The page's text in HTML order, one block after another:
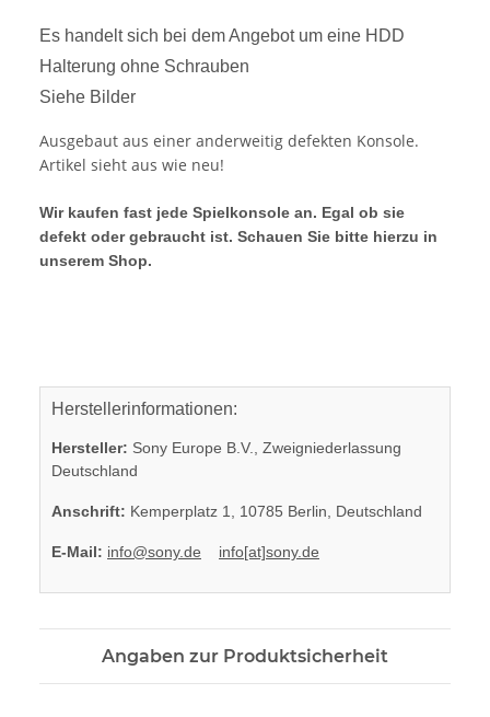
Es handelt sich bei dem Angebot um eine HDD
Halterung ohne Schrauben
Siehe Bilder
Ausgebaut aus einer anderweitig defekten Konsole.
Artikel sieht aus wie neu!
Wir kaufen fast jede Spielkonsole an. Egal ob sie
defekt oder gebraucht ist. Schauen Sie bitte hierzu in
unserem Shop.
Herstellerinformationen:
Hersteller: Sony Europe B.V., Zweigniederlassung
Deutschland
Anschrift: Kemperplatz 1, 10785 Berlin, Deutschland
E-Mail: info@sony.de info[at]sony.de
Angaben zur Produktsicherheit